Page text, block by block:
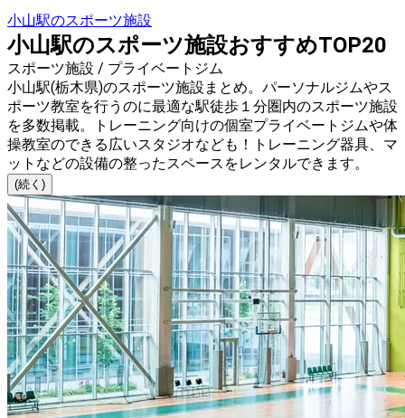
小山駅のスポーツ施設
小山駅のスポーツ施設おすすめTOP20
スポーツ施設 / プライベートジム
小山駅(栃木県)のスポーツ施設まとめ。パーソナルジムやス
ポーツ教室を行うのに最適な駅徒歩１分圏内のスポーツ施設
を多数掲載。トレーニング向けの個室プライベートジムや体
操教室のできる広いスタジオなども！トレーニング器具、マ
ットなどの設備の整ったスペースをレンタルできます。
(続く)